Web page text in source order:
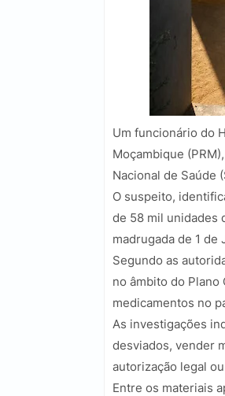
Um funcionário do
Moçambique
Nacional de Saúde
O suspeito,
de 58 mil unidades
madrugada de 1 de
Segundo as
no âmbito do Plano
medicamentos no
As investigações
desviados, vender
autorização legal
Entre os materiais